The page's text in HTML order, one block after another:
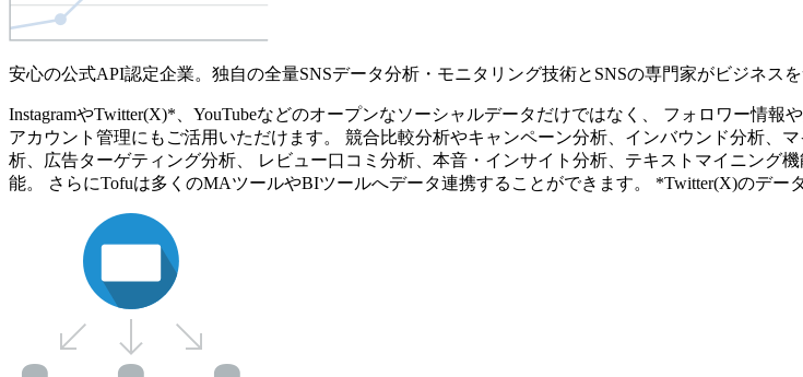
安心の公式API認定企業。独自の全量SNSデータ分析・モニタリング技術とSNSの専門家がビジネスを
InstagramやTwitter(X)*、YouTubeなどのオープンなソーシャルデータだけではなく、 フォロワー情
アカウント管理にもご活用いただけます。 競合比較分析やキャンペーン分析、インバウンド分析、
析、広告ターゲティング分析、 レビュー口コミ分析、本音・インサイト分析、テキストマイニング
能。 さらにTofuは多くのMAツールやBIツールへデータ連携することができます。 *Twitter(X)のデー